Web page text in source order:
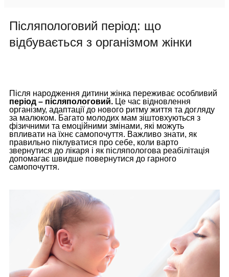
Післяпологовий період: що
відбувається з організмом жінки
Після народження дитини жінка переживає особливий
період – післяпологовий. Це час відновлення
організму, адаптації до нового ритму життя та догляду
за малюком. Багато молодих мам зіштовхуються з
фізичними та емоційними змінами, які можуть
впливати на їхнє самопочуття. Важливо знати, як
правильно піклуватися про себе, коли варто
звернутися до лікаря і як післяпологова реабілітація
допомагає швидше повернутися до гарного
самопочуття.